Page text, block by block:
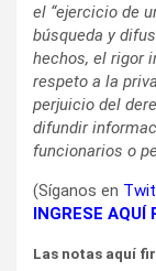
el “ejercicio de
búsqueda y
hechos, el rigor
respeto a la
perjuicio del
difundir
funcionarios o
(Síganos en
INGRESE AQUÍ
Las notas aquí